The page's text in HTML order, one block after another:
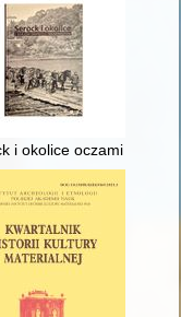
"Solidarność" w
i okolice oczami